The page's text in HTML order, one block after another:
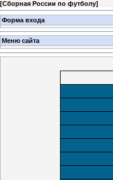
[Сборная России по футболу]
Форма входа
Меню сайта